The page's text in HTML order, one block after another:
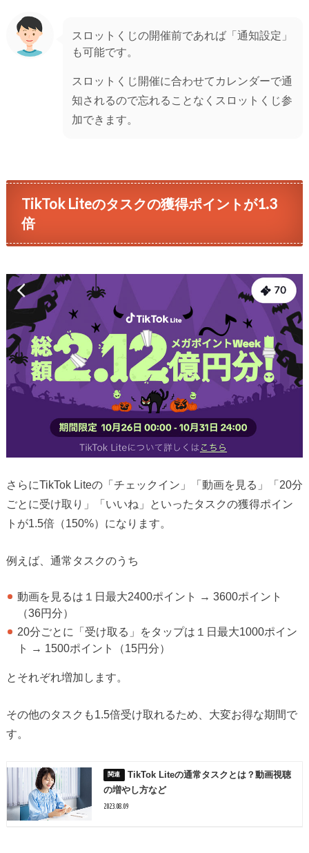
スロットくじの開催前であれば「通知設定」
も可能です。
スロットくじ開催に合わせてカレンダーで通
知されるので忘れることなくスロットくじ参
加できます。
TikTok Liteのタスクの獲得ポイントが1.3
倍
さらにTikTok Liteの「チェックイン」「動画を見る」「20分
ごとに受け取り」「いいね」といったタスクの獲得ポイン
トが1.5倍（150%）になります。
例えば、通常タスクのうち
動画を見るは１日最大2400ポイント → 3600ポイント
（36円分）
20分ごとに「受け取る」をタップは１日最大1000ポイン
ト → 1500ポイント（15円分）
とそれぞれ増加します。
その他のタスクも1.5倍受け取れるため、大変お得な期間で
す。
TikTok Liteの通常タスクとは？動画視聴
の増やし方など
2023.08.09